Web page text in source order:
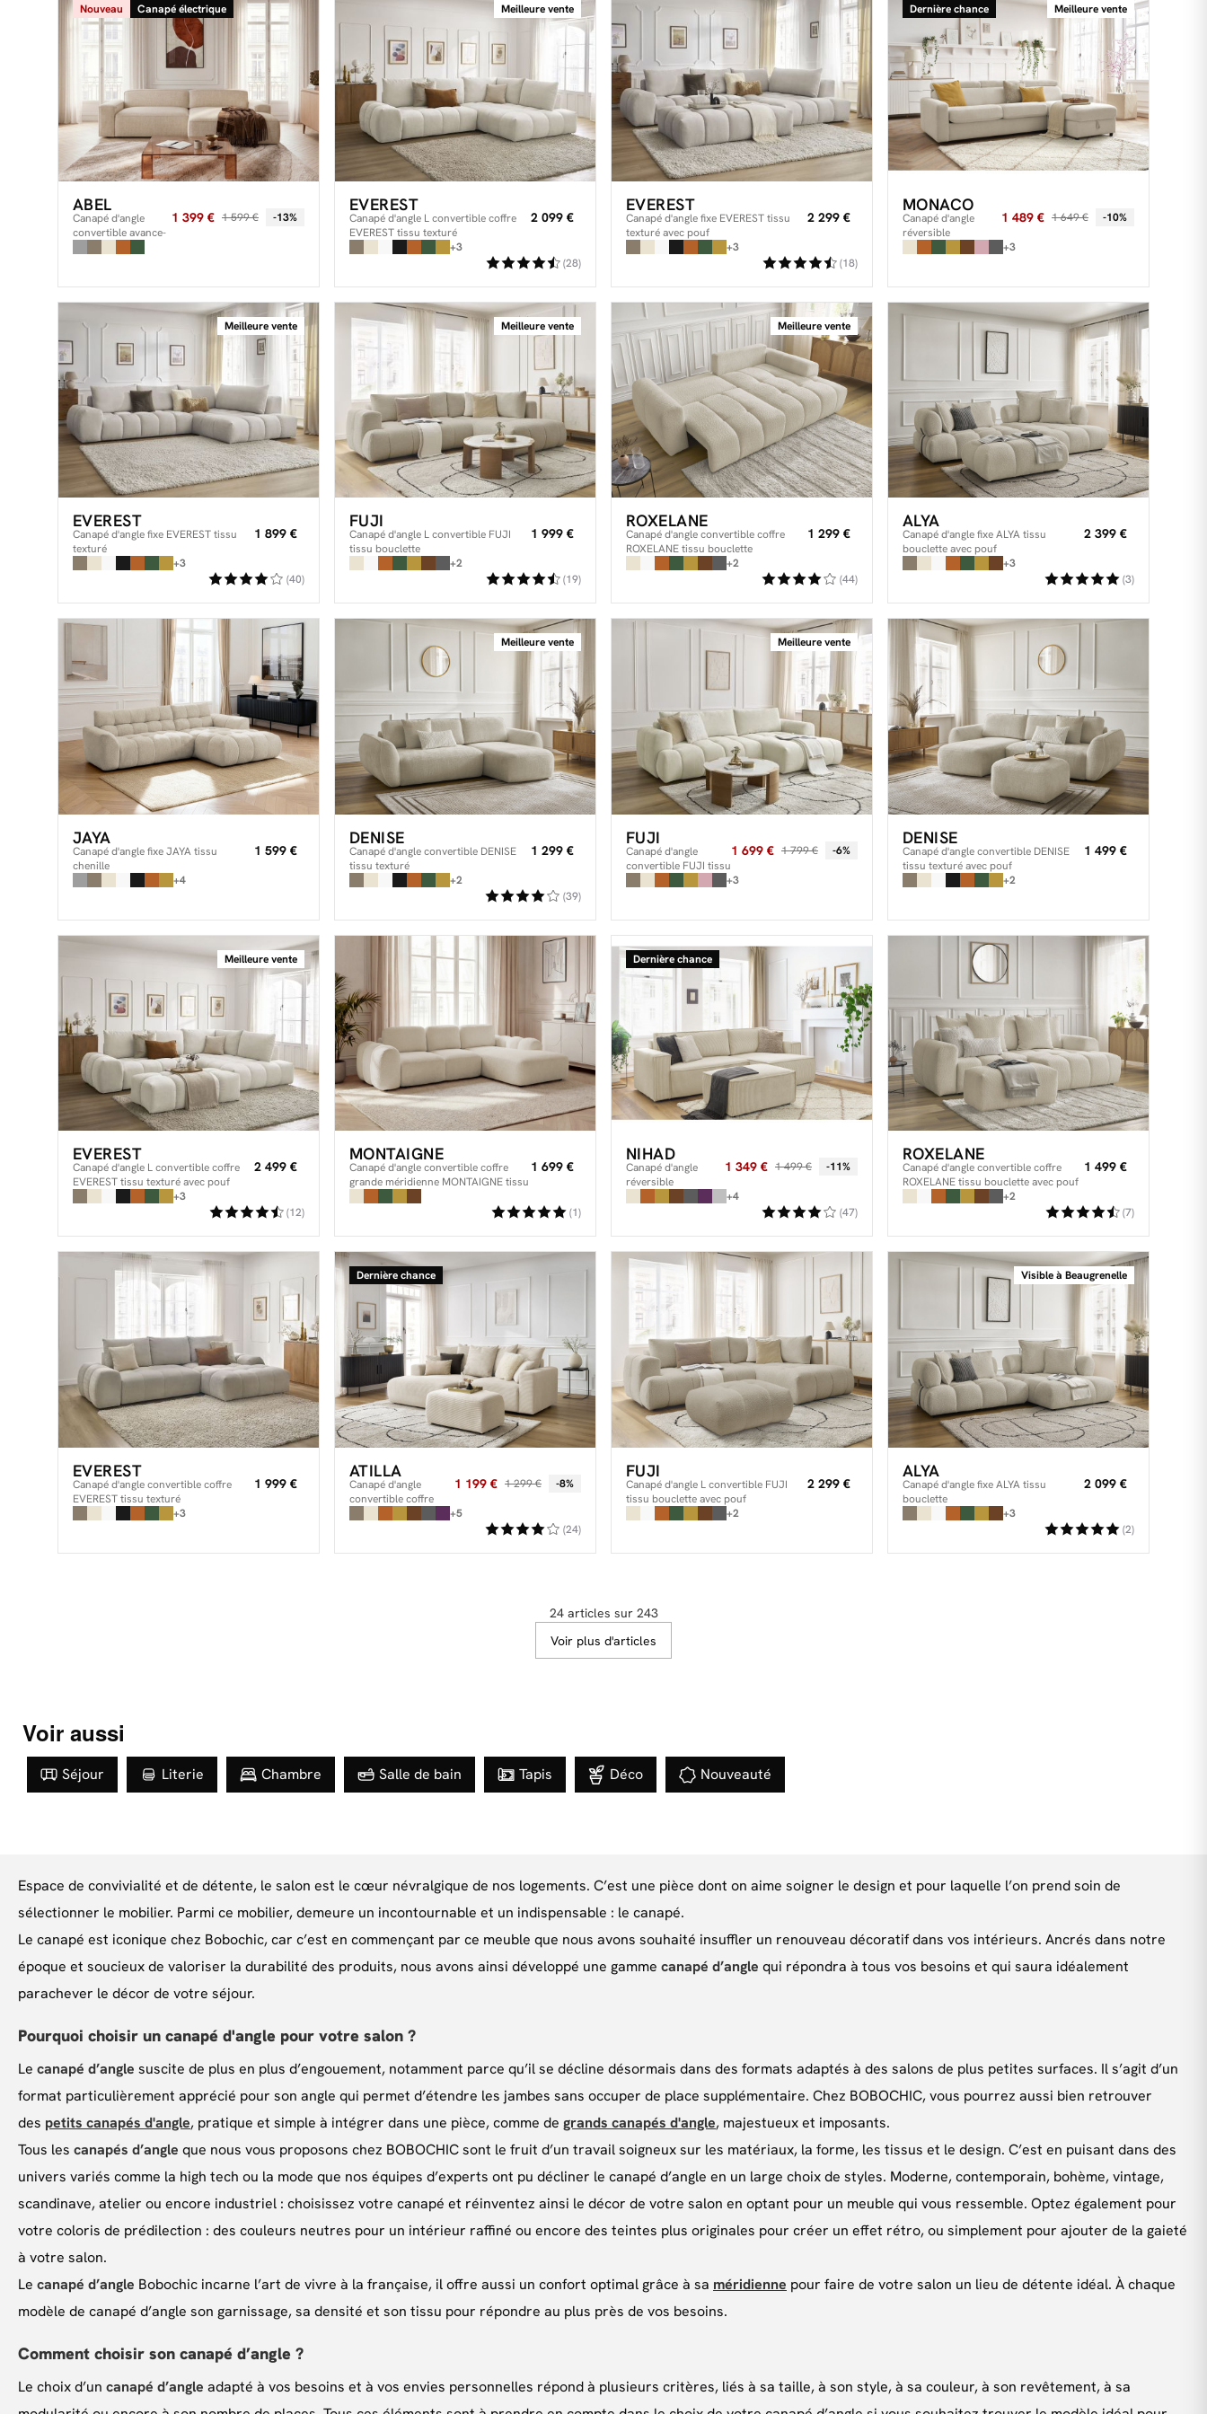
Nouveau Canapé électrique
ABEL
Canapé d'angle
convertible avance-
1 399 € 1 599 € -13%
Meilleure vente
EVEREST
Canapé d'angle L convertible coffre
EVEREST tissu texturé
2 099 €
+3
(28)
EVEREST
Canapé d'angle fixe EVEREST tissu
texturé avec pouf
2 299 €
+3
(18)
Meilleure vente
Dernière chance
MONACO
Canapé d'angle
réversible
1 489 € 1 649 € -10%
+3
Meilleure vente
EVEREST
Canapé d'angle fixe EVEREST tissu
texturé
1 899 €
+3
(40)
Meilleure vente
FUJI
Canapé d'angle L convertible FUJI
tissu bouclette
1 999 €
+2
(19)
Meilleure vente
ROXELANE
Canapé d'angle convertible coffre
ROXELANE tissu bouclette
1 299 €
+2
(44)
ALYA
Canapé d'angle fixe ALYA tissu
bouclette avec pouf
2 399 €
+3
(3)
JAYA
Canapé d'angle fixe JAYA tissu
chenille
1 599 €
+4
Meilleure vente
DENISE
Canapé d'angle convertible DENISE
tissu texturé
1 299 €
+2
(39)
Meilleure vente
FUJI
Canapé d'angle
convertible FUJI tissu
1 699 € 1 799 € -6%
+3
DENISE
Canapé d'angle convertible DENISE
tissu texturé avec pouf
1 499 €
+2
Meilleure vente
EVEREST
Canapé d'angle L convertible coffre
EVEREST tissu texturé avec pouf
2 499 €
+3
(12)
MONTAIGNE
Canapé d'angle convertible coffre
grande méridienne MONTAIGNE tissu
1 699 €
(1)
Dernière chance
NIHAD
Canapé d'angle
réversible
1 349 € 1 499 € -11%
+4
(47)
ROXELANE
Canapé d'angle convertible coffre
ROXELANE tissu bouclette avec pouf
1 499 €
+2
(7)
EVEREST
Canapé d'angle convertible coffre
EVEREST tissu texturé
1 999 €
+3
Dernière chance
ATILLA
Canapé d'angle
convertible coffre
ATILLA velours côtelé
1 199 € 1 299 € -8%
+5
(24)
FUJI
Canapé d'angle L convertible FUJI
tissu bouclette avec pouf
2 299 €
+2
Visible à Beaugrenelle
ALYA
Canapé d'angle fixe ALYA tissu
bouclette
2 099 €
+3
(2)
24 articles sur 243
Voir plus d'articles
Voir aussi
Séjour Literie Chambre Salle de bain Tapis Déco Nouveauté
Espace de convivialité et de détente, le salon est le cœur névralgique de nos logements. C’est une pièce dont on aime soigner le design et pour laquelle l’on prend soin de
sélectionner le mobilier. Parmi ce mobilier, demeure un incontournable et un indispensable : le canapé.
Le canapé est iconique chez Bobochic, car c’est en commençant par ce meuble que nous avons souhaité insuffler un renouveau décoratif dans vos intérieurs. Ancrés dans notre
époque et soucieux de valoriser la durabilité des produits, nous avons ainsi développé une gamme canapé d’angle qui répondra à tous vos besoins et qui saura idéalement
parachever le décor de votre séjour.
Pourquoi choisir un canapé d'angle pour votre salon ?
Le canapé d’angle suscite de plus en plus d’engouement, notamment parce qu’il se décline désormais dans des formats adaptés à des salons de plus petites surfaces. Il s’agit d’un
format particulièrement apprécié pour son angle qui permet d’étendre les jambes sans occuper de place supplémentaire. Chez BOBOCHIC, vous pourrez aussi bien retrouver
des petits canapés d'angle, pratique et simple à intégrer dans une pièce, comme de grands canapés d'angle, majestueux et imposants.
Tous les canapés d’angle que nous vous proposons chez BOBOCHIC sont le fruit d’un travail soigneux sur les matériaux, la forme, les tissus et le design. C’est en puisant dans des
univers variés comme la high tech ou la mode que nos équipes d’experts ont pu décliner le canapé d’angle en un large choix de styles. Moderne, contemporain, bohème, vintage,
scandinave, atelier ou encore industriel : choisissez votre canapé et réinventez ainsi le décor de votre salon en optant pour un meuble qui vous ressemble. Optez également pour
votre coloris de prédilection : des couleurs neutres pour un intérieur raffiné ou encore des teintes plus originales pour créer un effet rétro, ou simplement pour ajouter de la gaieté
à votre salon.
Le canapé d’angle Bobochic incarne l’art de vivre à la française, il offre aussi un confort optimal grâce à sa méridienne pour faire de votre salon un lieu de détente idéal. À chaque
modèle de canapé d’angle son garnissage, sa densité et son tissu pour répondre au plus près de vos besoins.
Comment choisir son canapé d’angle ?
Le choix d’un canapé d’angle adapté à vos besoins et à vos envies personnelles répond à plusieurs critères, liés à sa taille, à son style, à sa couleur, à son revêtement, à sa